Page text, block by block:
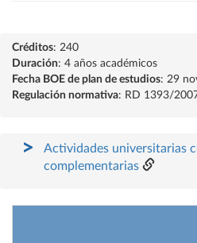
Créditos: 240
Duración: 4 años académicos
Fecha BOE de plan de estudios: 29
Regulación normativa: RD 1393/
Actividades universitarias
complementarias